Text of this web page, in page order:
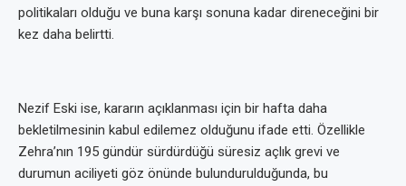
politikaları olduğu ve buna karşı sonuna kadar direneceğini bir
kez daha belirtti.
Nezif Eski ise, kararın açıklanması için bir hafta daha
bekletilmesinin kabul edilemez olduğunu ifade etti. Özellikle
Zehra’nın 195 gündür sürdürdüğü süresiz açlık grevi ve
durumun aciliyeti göz önünde bulundurulduğunda, bu